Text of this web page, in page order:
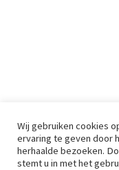
Wij gebruiken cookies
ervaring te geven door
herhaalde bezoeken.
stemt u in met het